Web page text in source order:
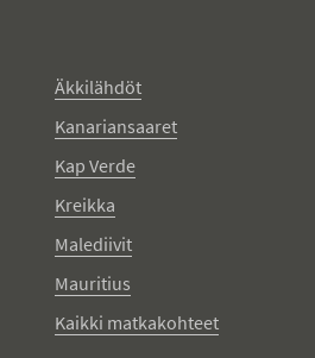
Äkkilähdöt
Kanariansaaret
Kap Verde
Kreikka
Malediivit
Mauritius
Kaikki matkakohteet